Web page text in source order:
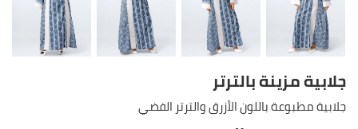
جلابية مزينة بالترتر
جلابية مطبوعة باللون الأزرق والترتر الفضي